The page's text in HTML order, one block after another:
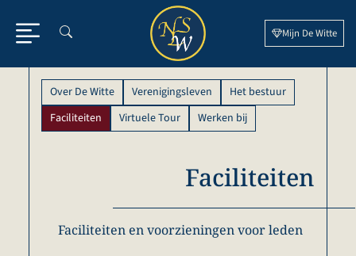
naar
inhoud
Mijn De Witte
Over De Witte Verenigingsleven
Het bestuur
Faciliteiten
Virtuele Tour Werken bij
Faciliteiten
Faciliteiten en voorzieningen voor leden